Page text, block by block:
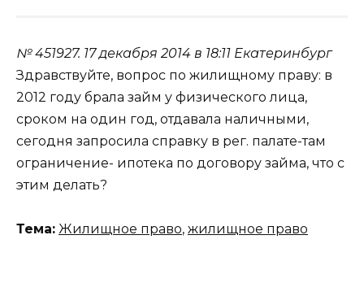
№ 451927. 17 декабря 2014 в 18:11 Екатеринбург
Здравствуйте, вопрос по жилищному праву: в
2012 году брала займ у физического лица,
сроком на один год, отдавала наличными,
сегодня запросила справку в рег. палате-там
ограничение- ипотека по договору займа, что с
этим делать?
Тема: Жилищное право, жилищное право